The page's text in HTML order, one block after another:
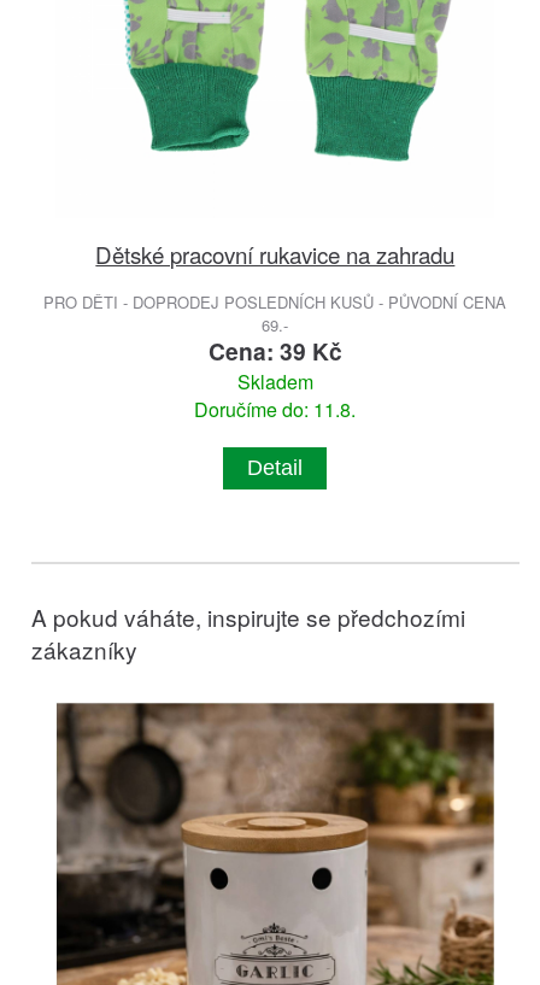
Dětské pracovní rukavice na zahradu
PRO DĚTI - DOPRODEJ POSLEDNÍCH KUSŮ - PŮVODNÍ CENA
69.-
Cena: 39 Kč
Skladem
Doručíme do: 11.8.
Detail
A pokud váháte, inspirujte se předchozími
zákazníky